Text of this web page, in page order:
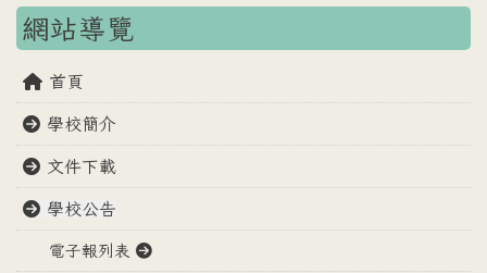
網站導覽
首頁
學校簡介
文件下載
學校公告
電子報列表